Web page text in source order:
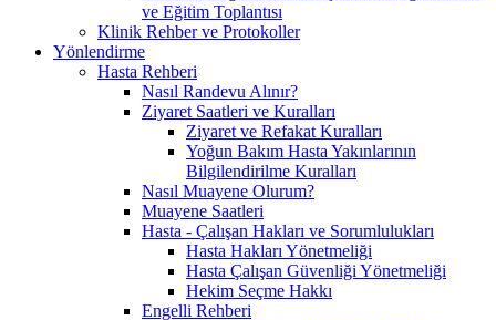
ve Eğitim Toplantısı
Klinik Rehber ve Protokoller
Yönlendirme
Hasta Rehberi
Nasıl Randevu Alınır?
Ziyaret Saatleri ve Kuralları
Ziyaret ve Refakat Kuralları
Yoğun Bakım Hasta Yakınlarının
Bilgilendirilme Kuralları
Nasıl Muayene Olurum?
Muayene Saatleri
Hasta - Çalışan Hakları ve Sorumlulukları
Hasta Hakları Yönetmeliği
Hasta Çalışan Güvenliği Yönetmeliği
Hekim Seçme Hakkı
Engelli Rehberi